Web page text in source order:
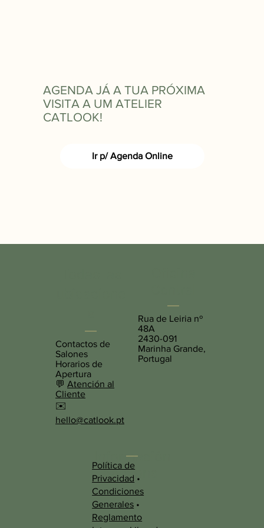
AGENDA JÁ A TUA PRÓXIMA
VISITA A UM ATELIER
CATLOOK!
Ir p/ Agenda Online
Contactos de
Salones
Horarios de
Apertura
💬 Atención al
Cliente
✉️
hello@catlook.pt
Rua de Leiria nº
48A
2430-091
Marinha Grande,
Portugal
Información
Adicional
Política de
Privacidad •
Condiciones
Generales •
Reglamento